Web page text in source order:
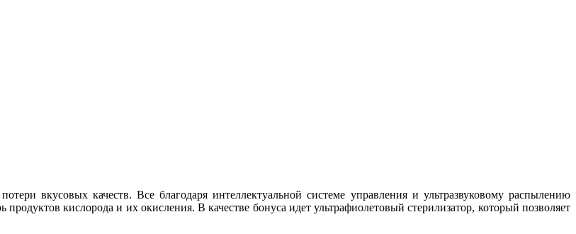
вкусовых качеств. Все благодаря интеллектуальной системе управления и ультразвуковому распылению
кислорода и их окисления. В качестве бонуса идет ультрафиолетовый стерилизатор, который позволяет